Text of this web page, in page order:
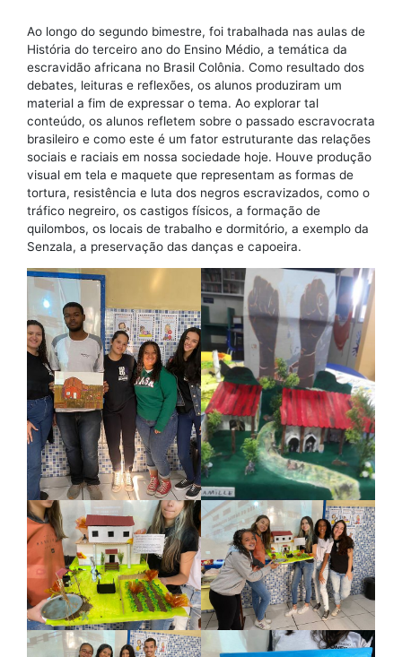
Ao longo do segundo bimestre, foi trabalhada nas aulas de
História do terceiro ano do Ensino Médio, a temática da
escravidão africana no Brasil Colônia. Como resultado dos
debates, leituras e reflexões, os alunos produziram um
material a fim de expressar o tema. Ao explorar tal
conteúdo, os alunos refletem sobre o passado escravocrata
brasileiro e como este é um fator estruturante das relações
sociais e raciais em nossa sociedade hoje. Houve produção
visual em tela e maquete que representam as formas de
tortura, resistência e luta dos negros escravizados, como o
tráfico negreiro, os castigos físicos, a formação de
quilombos, os locais de trabalho e dormitório, a exemplo da
Senzala, a preservação das danças e capoeira.